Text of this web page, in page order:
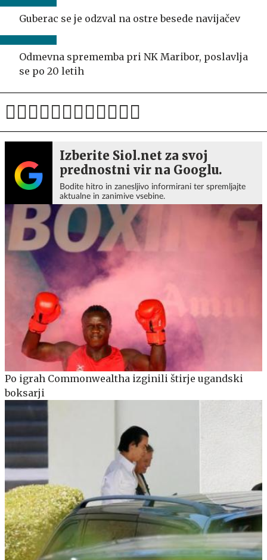
Guberac se je odzval na ostre besede navijačev
Odmevna sprememba pri NK Maribor, poslavlja
se po 20 letih
Izberite Siol.net za svoj
prednostni vir na Googlu.
Bodite hitro in zanesljivo informirani ter spremljajte
aktualne in zanimive vsebine.
Po igrah Commonwealtha izginili štirje ugandski
boksarji